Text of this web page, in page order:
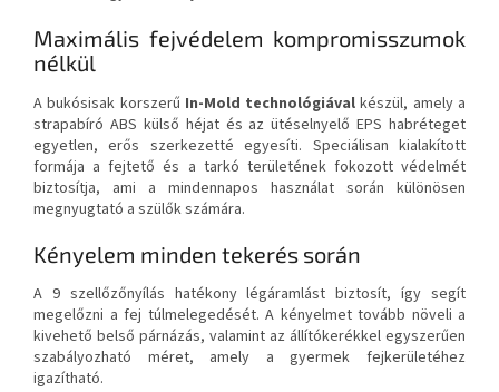
Maximális fejvédelem kompromisszumok
nélkül
A bukósisak korszerű In-Mold technológiával készül, amely a
strapabíró ABS külső héjat és az ütéselnyelő EPS habréteget
egyetlen, erős szerkezetté egyesíti. Speciálisan kialakított
formája a fejtető és a tarkó területének fokozott védelmét
biztosítja, ami a mindennapos használat során különösen
megnyugtató a szülők számára.
Kényelem minden tekerés során
A 9 szellőzőnyílás hatékony légáramlást biztosít, így segít
megelőzni a fej túlmelegedését. A kényelmet tovább növeli a
kivehető belső párnázás, valamint az állítókerékkel egyszerűen
szabályozható méret, amely a gyermek fejkerületéhez
igazítható.